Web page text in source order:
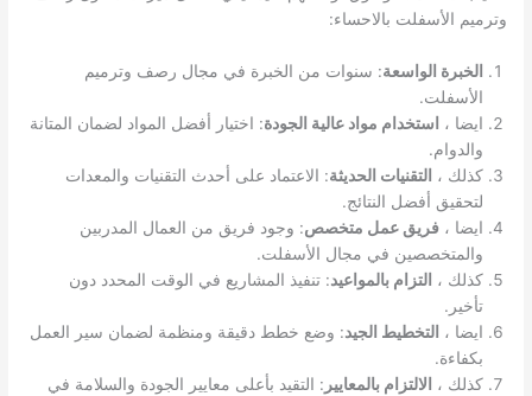
وترميم الأسفلت بالاحساء:
الخبرة الواسعة: سنوات من الخبرة في مجال رصف وترميم
الأسفلت.
ايضا ،
استخدام مواد عالية الجودة: اختيار أفضل المواد لضمان المتانة
والدوام.
كذلك ، التقنيات الحديثة: الاعتماد على أحدث التقنيات والمعدات
لتحقيق أفضل النتائج.
ايضا ،فريق عمل متخصص: وجود فريق من العمال المدربين
والمتخصصين في مجال الأسفلت.
كذلك ، التزام بالمواعيد: تنفيذ المشاريع في الوقت المحدد دون
تأخير.
ايضا ، التخطيط الجيد: وضع خطط دقيقة ومنظمة لضمان سير العمل
بكفاءة.
كذلك ،
الالتزام بالمعايير : التقيد بأعلى معايير الجودة والسلامة في